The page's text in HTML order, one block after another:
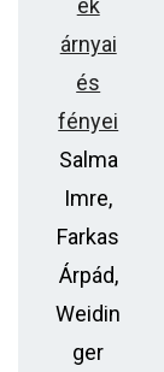
ék
árnyai
és
fényei
Salma
Imre,
Farkas
Árpád,
Weidin
ger